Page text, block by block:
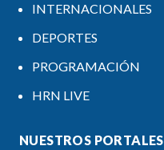
INTERNACIONALES
DEPORTES
PROGRAMACIÓN
HRN LIVE
NUESTROS PORTALES